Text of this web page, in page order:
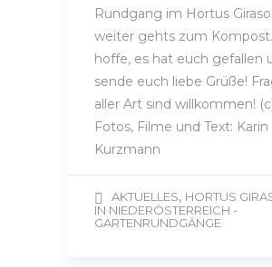
Rundgang im Hortus
weiter gehts zum
hoffe, es hat euch gefallen
sende euch liebe Grüße!
aller Art sind willkommen!
Fotos, Filme und Text: Karin
Kurzmann
AKTUELLES, HORTUS
IN NIEDERÖSTERREICH -
GARTENRUNDGÄNGE